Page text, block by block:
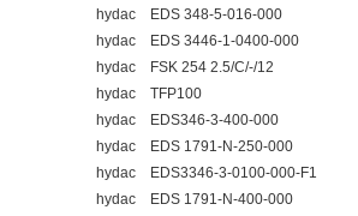
hydac EDS 348-5-016-000
hydac EDS 3446-1-0400-000
hydac FSK 254 2.5/C/-/12
hydac TFP100
hydac EDS346-3-400-000
hydac EDS 1791-N-250-000
hydac EDS3346-3-0100-000-F1
hydac EDS 1791-N-400-000